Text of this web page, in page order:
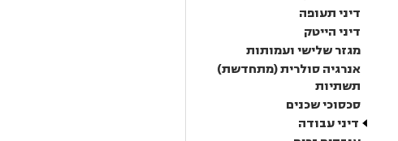
דיני תעופה
דיני הייטק
מגזר שלישי ועמותות
אנרגיה סולרית (מתחדשת)
תשתיות
סכסוכי שכנים
דיני עבודה